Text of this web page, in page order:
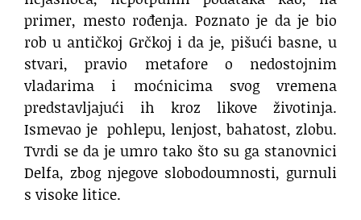
primer, mesto rođenja. Poznato je da je bio
rob u antičkoj Grčkoj i da je, pišući basne, u
stvari, pravio metafore o nedostojnim
vladarima i moćnicima svog vremena
predstavljajući ih kroz likove životinja.
Ismevao je pohlepu, lenjost, bahatost, zlobu.
Tvrdi se da je umro tako što su ga stanovnici
Delfa, zbog njegove slobodoumnosti, gurnuli
s visoke litice.